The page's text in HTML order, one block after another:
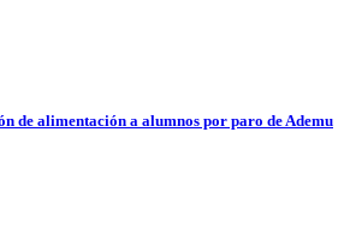
de alimentación a alumnos por paro de Ademu